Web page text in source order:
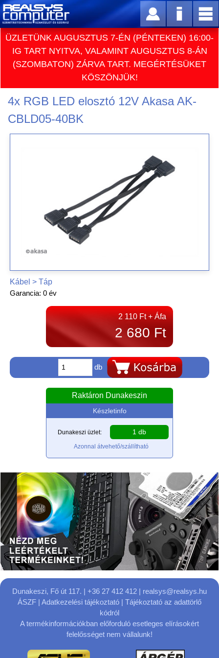
ÜZLETÜNK AUGUSZTUS 7-ÉN (PÉNTEKEN) 16:00-
IG TART NYITVA, VALAMINT AUGUSZTUS 8-ÁN
(SZOMBATON) ZÁRVA TART. MEGÉRTÉSÜKET
KÖSZÖNJÜK!
4x RGB LED elosztó 12V Akasa AK-
CBLD05-40BK
2 110 Ft + Áfa
2 680 Ft
db
Raktáron Dunakeszin
Készletinfo
Dunakeszi üzlet: 1 db
Azonnal átvehető/szállítható
Kábel > Táp
Garancia: 0 év
Dunakeszi, Fő út 117. | +36 27 412 412 | realsys@realsys.hu
ÁSZF | Adatkezelési tájékoztató | Tájékoztató az adattörlő
kódról
A termékinformációkban előforduló esetleges elírásokért
felelősséget nem vállalunk!